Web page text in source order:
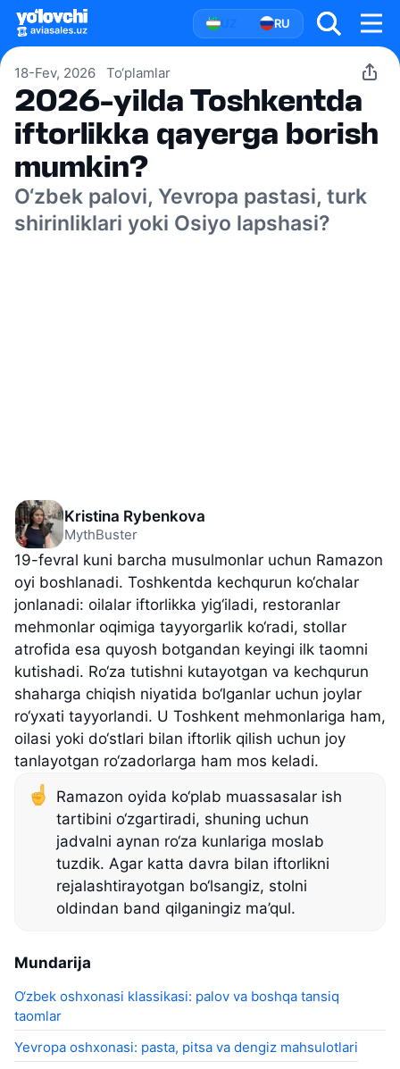
RU
18-Fev, 2026 To‘plamlar
2026-yilda Toshkentda
iftorlikka qayerga borish
mumkin?
O‘zbek palovi, Yevropa pastasi, turk
shirinliklari yoki Osiyo lapshasi?
Kristina Rybenkova
MythBuster
19-fevral kuni barcha musulmonlar uchun Ramazon
oyi boshlanadi. Toshkentda kechqurun ko‘chalar
jonlanadi: oilalar iftorlikka yig‘iladi, restoranlar
mehmonlar oqimiga tayyorgarlik ko‘radi, stollar
atrofida esa quyosh botgandan keyingi ilk taomni
kutishadi. Ro‘za tutishni kutayotgan va kechqurun
shaharga chiqish niyatida bo‘lganlar uchun joylar
ro‘yxati tayyorlandi. U Toshkent mehmonlariga ham,
oilasi yoki do‘stlari bilan iftorlik qilish uchun joy
tanlayotgan ro‘zadorlarga ham mos keladi.
Ramazon oyida ko‘plab muassasalar ish
tartibini o‘zgartiradi, shuning uchun
jadvalni aynan ro‘za kunlariga moslab
tuzdik. Agar katta davra bilan iftorlikni
rejalashtirayotgan bo‘lsangiz, stolni
oldindan band qilganingiz ma’qul.
Mundarija
O‘zbek oshxonasi klassikasi: palov va boshqa tansiq
taomlar
Yevropa oshxonasi: pasta, pitsa va dengiz mahsulotlari